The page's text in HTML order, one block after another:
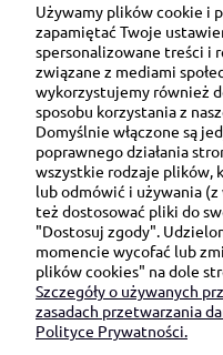
Ul.
NIP:
+48
(pon-pt
Używamy plików cookie i
zapamiętać Twoje
spersonalizowane treści i
związane z mediami
wykorzystujemy również
sposobu korzystania z
Domyślnie włączone są
poprawnego działania
wszystkie rodzaje plików,
lub odmówić i używania
też dostosować pliki do
"Dostosuj zgody".
momencie wycofać lub
plików cookies" na dole
Szczegóły o używanych
zasadach przetwarzania
Polityce Prywatności.